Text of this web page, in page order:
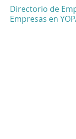
Directorio de
Empresas en